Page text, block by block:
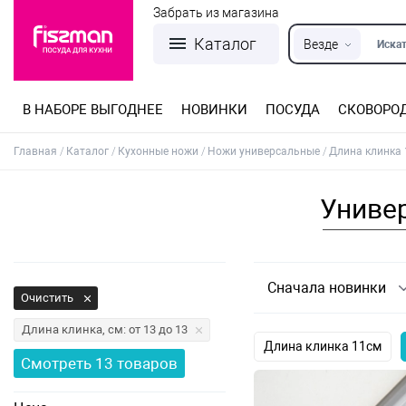
Каталог Везде
Забрать из магазина
В НАБОРЕ ВЫГОДНЕЕ НОВИНКИ ПОСУДА
Главная Каталог Кухонные ножи Ножи универсальные Длина клинка
Очистить
Длина клинка, см: от 13 до 13
Смотреть 13 товаров
Сначала новинки
Длина клинка 11см